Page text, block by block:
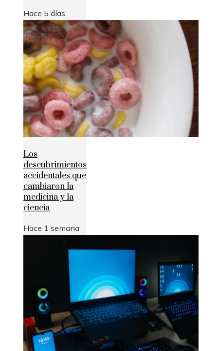
Hace 5 días
Los
descubrimientos
accidentales que
cambiaron la
medicina y la
ciencia
Hace 1 semana